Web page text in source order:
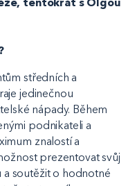
středních a
jedinečnou
nápady. Během
podnikateli a
znalostí a
prezentovat svůj
soutěžit o hodnotné